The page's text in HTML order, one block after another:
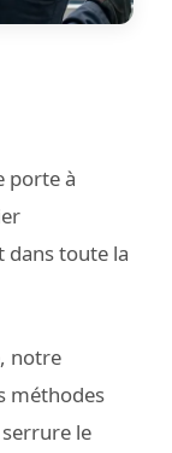
porte à
toute la
notre
méthodes
le